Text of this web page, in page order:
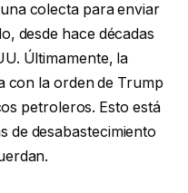
colecta para enviar
desde hace décadas
Últimamente, la
con la orden de Trump
petroleros. Esto está
de desabastecimiento